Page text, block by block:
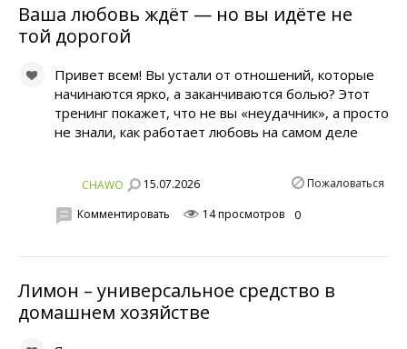
Ваша любовь ждёт — но вы идёте не
той дорогой
Привет всем! Вы устали от отношений, которые
начинаются ярко, а заканчиваются болью? Этот
тренинг покажет, что не вы «неудачник», а просто
не знали, как работает любовь на самом деле
CHAWO 15.07.2026 Пожаловаться
Комментировать 14 просмотров 0
Лимон – универсальное средство в
домашнем хозяйстве